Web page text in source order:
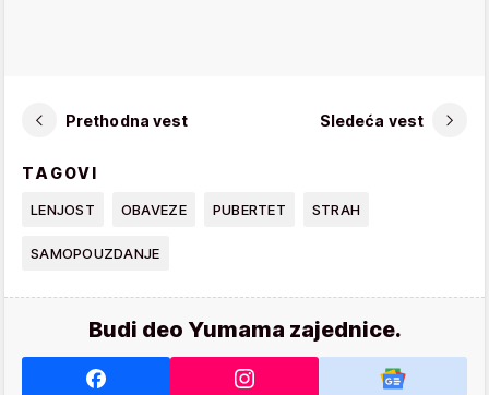
Prethodna vest Sledeća vest
TAGOVI
LENJOST OBAVEZE PUBERTET STRAH
SAMOPOUZDANJE
Budi deo Yumama zajednice.